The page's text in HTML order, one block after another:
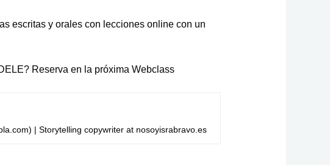
escritas y orales con lecciones online con un
Reserva en la próxima Webclass
| Storytelling copywriter at nosoyisrabravo.es